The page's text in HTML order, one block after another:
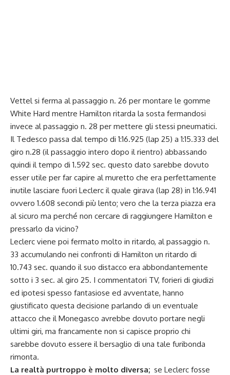
Vettel si ferma al passaggio n. 26 per montare le gomme
White Hard mentre Hamilton ritarda la sosta fermandosi
invece al passaggio n. 28 per mettere gli stessi pneumatici.
Il Tedesco passa dal tempo di 1:16.925 (lap 25) a 1:15.333 del
giro n.28 (il passaggio intero dopo il rientro) abbassando
quindi il tempo di 1.592 sec. questo dato sarebbe dovuto
esser utile per far capire al muretto che era perfettamente
inutile lasciare fuori Leclerc il quale girava (lap 28) in 1:16.941
ovvero 1.608 secondi più lento; vero che la terza piazza era
al sicuro ma perché non cercare di raggiungere Hamilton e
pressarlo da vicino?
Leclerc viene poi fermato molto in ritardo, al passaggio n.
33 accumulando nei confronti di Hamilton un ritardo di
10.743 sec. quando il suo distacco era abbondantemente
sotto i 3 sec. al giro 25. I commentatori TV, forieri di giudizi
ed ipotesi spesso fantasiose ed avventate, hanno
giustificato questa decisione parlando di un eventuale
attacco che il Monegasco avrebbe dovuto portare negli
ultimi giri, ma francamente non si capisce proprio chi
sarebbe dovuto essere il bersaglio di una tale furibonda
rimonta.
La realtà purtroppo è molto diversa; se Leclerc fosse